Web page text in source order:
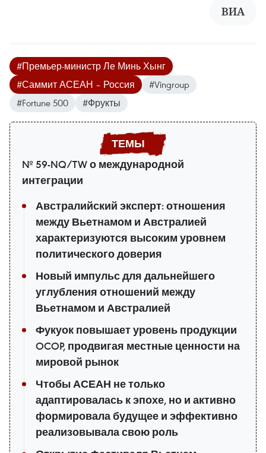
ВИА
#Премьер-министр Ле Минь Хынг
#Саммит АСЕАН – Россия
#Vingroup
#Fortune 500
#Фрукты
№ 59-NQ/TW о международной
интеграции
Австралийский эксперт: отношения
между Вьетнамом и Австралией
характеризуются высоким уровнем
политического доверия
Новый импульс для дальнейшего
углубления отношений между
Вьетнамом и Австралией
Фукуок повышает уровень продукции
OCOP, продвигая местные ценности на
мировой рынок
Чтобы АСЕАН не только
адаптировалась к эпохе, но и активно
формировала будущее и эффективно
реализовывала свою роль